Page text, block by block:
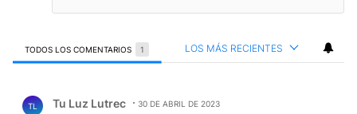
TODOS LOS COMENTARIOS 1 LOS MÁS RECIENTES
TL Tu Luz Lutrec 30 DE ABRIL DE 2023